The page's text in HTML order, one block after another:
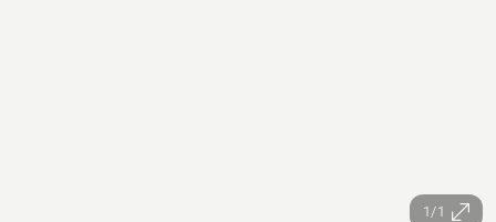
1/1